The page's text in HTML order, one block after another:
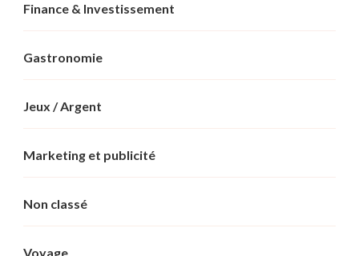
Finance & Investissement
Gastronomie
Jeux / Argent
Marketing et publicité
Non classé
Voyage